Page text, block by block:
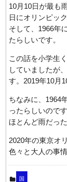
10月10日が最も
日にオリンピッ
そして、1966年
たらしいです。
この話を小学生
していましたが
す。2019年10月
ちなみに、1964
ったらしいので
ほとんど雨だっ
2020年の東京オ
色々と大人の事
国